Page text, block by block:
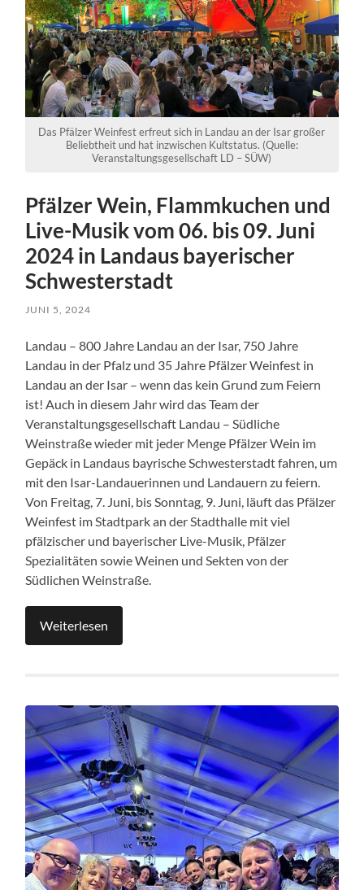
Das Pfälzer Weinfest erfreut sich in Landau an der Isar großer
Beliebtheit und hat inzwischen Kultstatus. (Quelle:
Veranstaltungsgesellschaft LD – SÜW)
Pfälzer Wein, Flammkuchen und
Live-Musik vom 06. bis 09. Juni
2024 in Landaus bayerischer
Schwesterstadt
JUNI 5, 2024
Landau – 800 Jahre Landau an der Isar, 750 Jahre
Landau in der Pfalz und 35 Jahre Pfälzer Weinfest in
Landau an der Isar – wenn das kein Grund zum Feiern
ist! Auch in diesem Jahr wird das Team der
Veranstaltungsgesellschaft Landau – Südliche
Weinstraße wieder mit jeder Menge Pfälzer Wein im
Gepäck in Landaus bayrische Schwesterstadt fahren, um
mit den Isar-Landauerinnen und Landauern zu feiern.
Von Freitag, 7. Juni, bis Sonntag, 9. Juni, läuft das Pfälzer
Weinfest im Stadtpark an der Stadthalle mit viel
pfälzischer und bayerischer Live-Musik, Pfälzer
Spezialitäten sowie Weinen und Sekten von der
Südlichen Weinstraße.
Weiterlesen